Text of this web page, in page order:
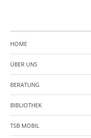
HOME
ÜBER UNS
BERATUNG
BIBLIOTHEK
TSB MOBIL